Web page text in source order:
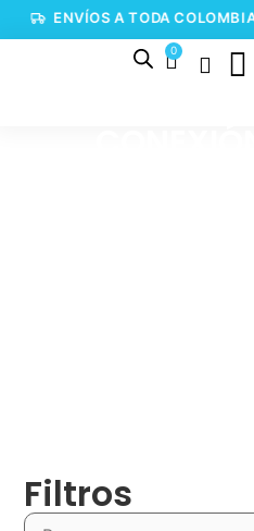
ENVÍOS A TODA COLOMBIA
0
Filtros